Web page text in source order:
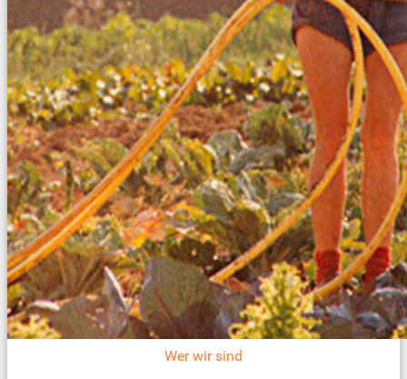
Wer wir sind